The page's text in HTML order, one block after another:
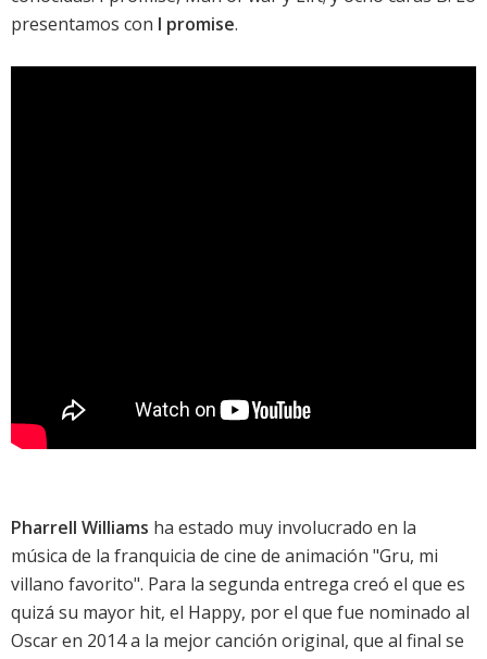
presentamos con I promise.
Pharrell Williams ha estado muy involucrado en la
música de la franquicia de cine de animación "Gru, mi
villano favorito". Para la segunda entrega creó el que es
quizá su mayor hit, el Happy, por el que fue nominado al
Oscar en 2014 a la mejor canción original, que al final se